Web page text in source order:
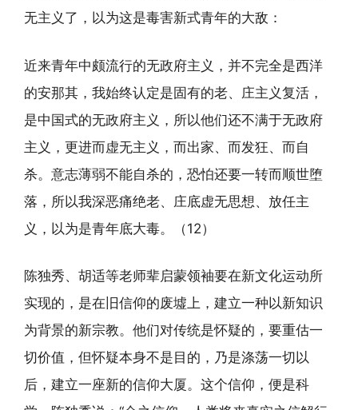
无主义了，以为这是毒害新式青年的大敌：
近来青年中颇流行的无政府主义，并不完全是西洋
的安那其，我始终认定是固有的老、庄主义复活，
是中国式的无政府主义，所以他们还不满于无政府
主义，更进而虚无主义，而出家、而发狂、而自
杀。意志薄弱不能自杀的，恐怕还要一转而顺世堕
落，所以我深恶痛绝老、庄底虚无思想、放任主
义，以为是青年底大毒。（12）
陈独秀、胡适等老师辈启蒙领袖要在新文化运动所
实现的，是在旧信仰的废墟上，建立一种以新知识
为背景的新宗教。他们对传统是怀疑的，要重估一
切价值，但怀疑本身不是目的，乃是涤荡一切以
后，建立一座新的信仰大厦。这个信仰，便是科